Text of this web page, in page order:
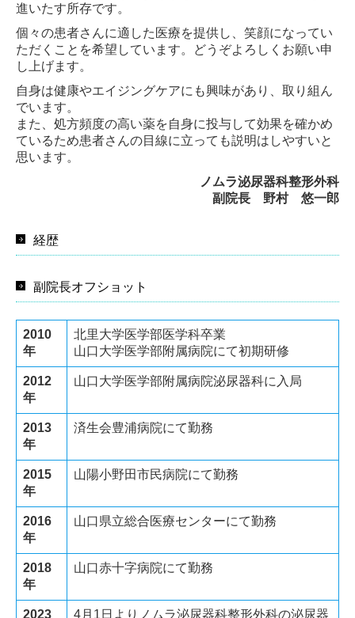
進いたす所存です。
個々の患者さんに適した医療を提供し
、笑顔になってい
ただくことを希望しています。どうぞよろしくお願い申
し上げます。
自身は健康やエイジングケアにも興味があり、取り組ん
でいます。
また、処方頻度の高い薬を自身に投与して効果を確かめ
ているため患者さんの目線に立っても説明はしやすいと
思います。
ノムラ泌尿器科整形外科
副院長
野村 悠一郎
経歴
副院長オフショット
2010
年
北里大学医学部医学科卒業
山口大学医学部附属病院にて初期研修
2012
年
山口大学医学部附属病院泌尿器科に入局
2013
年
済生会豊浦病院にて勤務
2015
年
山陽小野田市民病院にて勤務
2016
年
山口県立総合医療センターにて勤務
2018
年
山口赤十字病院にて勤務
2023 4月1日よりノムラ泌尿器科整形外科の泌尿器